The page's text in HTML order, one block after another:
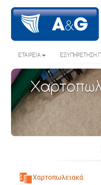
ΕΤΑΙΡΕΙΑ ΕΞΥΠΗΡΕΤΗΣΗ
Χαρτοπωλειακά